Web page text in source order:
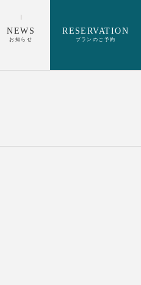
NEWS
お知らせ
RESERVATION
プランのご予約